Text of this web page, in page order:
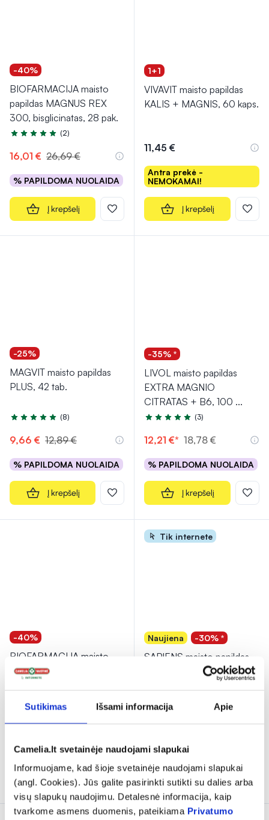
Sutikimas Išsami informacija Apie
Camelia.lt svetainėje naudojami slapukai
Informuojame, kad šioje svetainėje naudojami slapukai
(angl. Cookies). Jūs galite pasirinkti sutikti su dalies arba
visų slapukų naudojimu. Detalesnė informacija, kaip
tvarkome asmens duomenis, pateikiama Privatumo
-40%
BIOFARMACIJA maisto
papildas MAGNUS REX
300, bisglicinatas, 28 pak.
Įvertinimas 5.0 iš 5
(2)
16,01 € 26,69 €
% PAPILDOMA NUOLAIDA
Į krepšelį
1+1
VIVAVIT maisto papildas
KALIS + MAGNIS, 60 kaps.
11,45 €
Antra prekė -
NEMOKAMAI!
Į krepšelį
-25%
MAGVIT maisto papildas
PLUS, 42 tab.
Įvertinimas 5.0 iš 5
(8)
9,66 € 12,89 €
% PAPILDOMA NUOLAIDA
Į krepšelį
-35% *
LIVOL maisto papildas
EXTRA MAGNIO
CITRATAS + B6, 100 ...
Įvertinimas 5.0 iš 5
(3)
12,21 €* 18,78 €
% PAPILDOMA NUOLAIDA
Į krepšelį
-40%
BIOFARMACIJA maisto
papildas MAGNUS REX
Įvertinimas 5.0 iš 5
15,58 € 25,98 €
% PAPILDOMA NUOLAIDA
Į krepšelį
Tik internete
Naujiena -30% *
SAPIENS maisto papildas
MAGNIO BISGLICINATAS
Įvertinimas 5.0 iš 5
% PAPILDOMA NUOLAIDA
Į krepšelį